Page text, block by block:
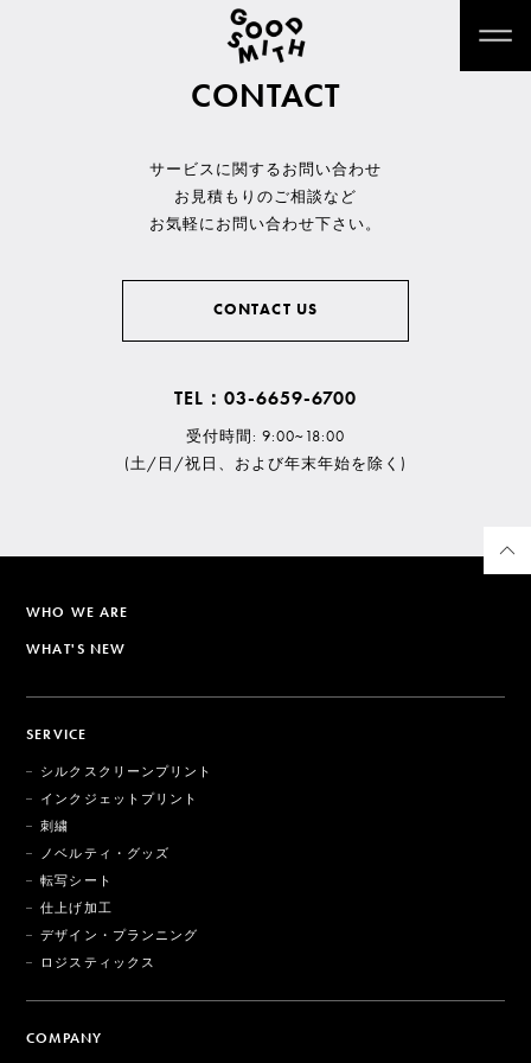
CONTACT
サービスに関するお問い合わせ
お見積もりのご相談など
お気軽にお問い合わせ下さい。
CONTACT US
TEL：03-6659-6700
受付時間: 9:00~18:00
(土/日/祝日、および年末年始を除く)
WHO WE ARE
WHAT'S NEW
SERVICE
シルクスクリーンプリント
インクジェットプリント
刺繍
ノベルティ・グッズ
転写シート
仕上げ加工
デザイン・プランニング
ロジスティックス
COMPANY